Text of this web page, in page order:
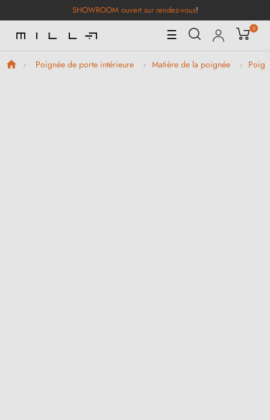
SHOWROOM ouvert sur rendez-vous!
Basculer
la
navigation
☰ 0
Poignée de porte intérieure Matière de la poignée